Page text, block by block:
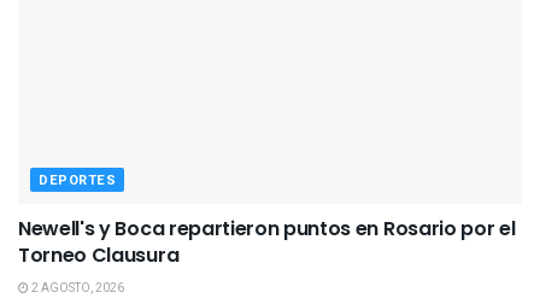
DEPORTES
Newell's y Boca repartieron puntos en Rosario por el
Torneo Clausura
2 AGOSTO, 2026